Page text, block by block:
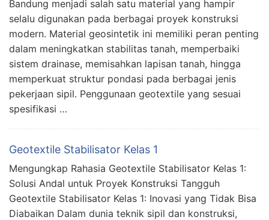
Bandung menjadi salah satu material yang hampir
selalu digunakan pada berbagai proyek konstruksi
modern. Material geosintetik ini memiliki peran penting
dalam meningkatkan stabilitas tanah, memperbaiki
sistem drainase, memisahkan lapisan tanah, hingga
memperkuat struktur pondasi pada berbagai jenis
pekerjaan sipil. Penggunaan geotextile yang sesuai
spesifikasi …
Geotextile Stabilisator Kelas 1
Mengungkap Rahasia Geotextile Stabilisator Kelas 1:
Solusi Andal untuk Proyek Konstruksi Tangguh
Geotextile Stabilisator Kelas 1: Inovasi yang Tidak Bisa
Diabaikan Dalam dunia teknik sipil dan konstruksi,